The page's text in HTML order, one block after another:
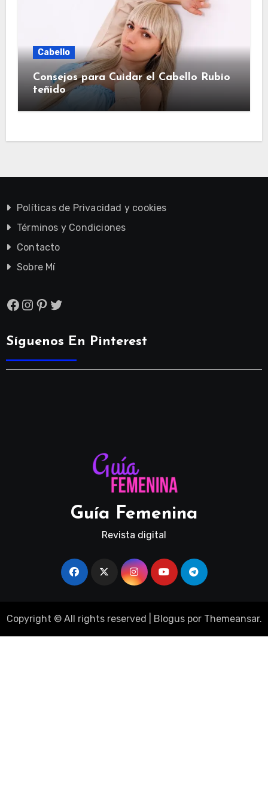
Cabello
Consejos para Cuidar el Cabello Rubio
teñido
Políticas de Privacidad y cookies
Términos y Condiciones
Contacto
Sobre Mí
Facebook
Instagram
Pinterest
Twitter
Síguenos En Pinterest
Guía Femenina
Revista digital
Copyright © All rights reserved Bloguspor Themeansar.